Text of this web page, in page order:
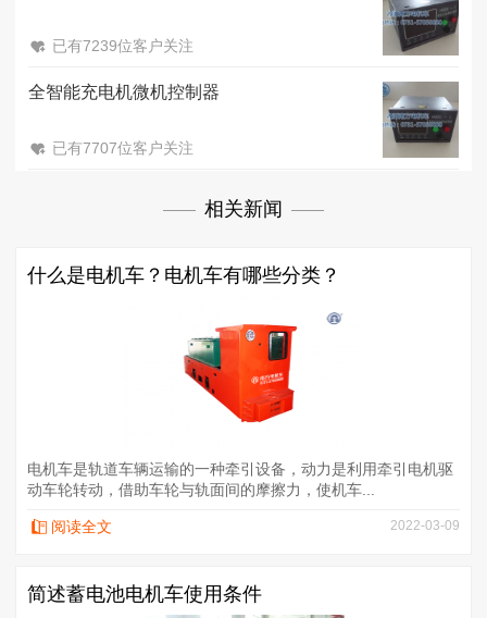
已有7239位客户关注
全智能充电机微机控制器
已有7707位客户关注
相关新闻
什么是电机车？电机车有哪些分类？
电机车是轨道车辆运输的一种牵引设备，动力是利用牵引电机驱
动车轮转动，借助车轮与轨面间的摩擦力，使机车...
阅读全文 2022-03-09
简述蓄电池电机车使用条件